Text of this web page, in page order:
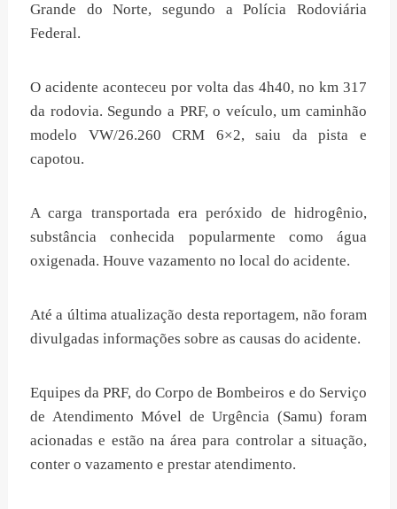
Grande do Norte, segundo a Polícia Rodoviária
Federal.
O acidente aconteceu por volta das 4h40, no km 317
da rodovia. Segundo a PRF, o veículo, um caminhão
modelo VW/26.260 CRM 6×2, saiu da pista e
capotou.
A carga transportada era peróxido de hidrogênio,
substância conhecida popularmente como água
oxigenada. Houve vazamento no local do acidente.
Até a última atualização desta reportagem, não foram
divulgadas informações sobre as causas do acidente.
Equipes da PRF, do Corpo de Bombeiros e do Serviço
de Atendimento Móvel de Urgência (Samu) foram
acionadas e estão na área para controlar a situação,
conter o vazamento e prestar atendimento.